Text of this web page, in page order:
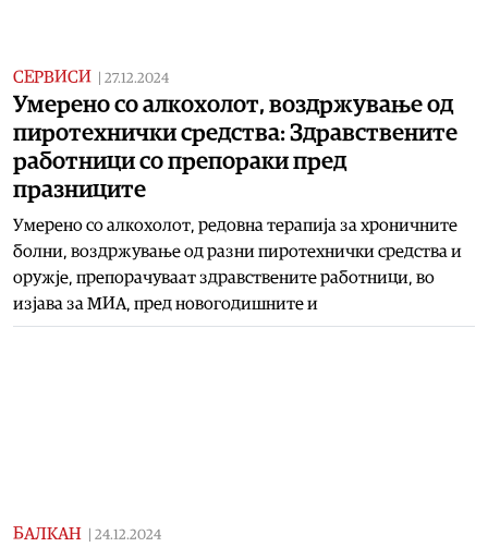
СЕРВИСИ 27.12.2024
Умерено со алкохолот, воздржување од
пиротехнички средства: Здравствените
работници со препораки пред
празниците
Умерено со алкохолот, редовна терапија за хроничните
болни, воздржување од разни пиротехнички средства и
оружје, препорачуваат здравствените работници, во
изјава за МИА, пред новогодишните и
БАЛКАН 24.12.2024